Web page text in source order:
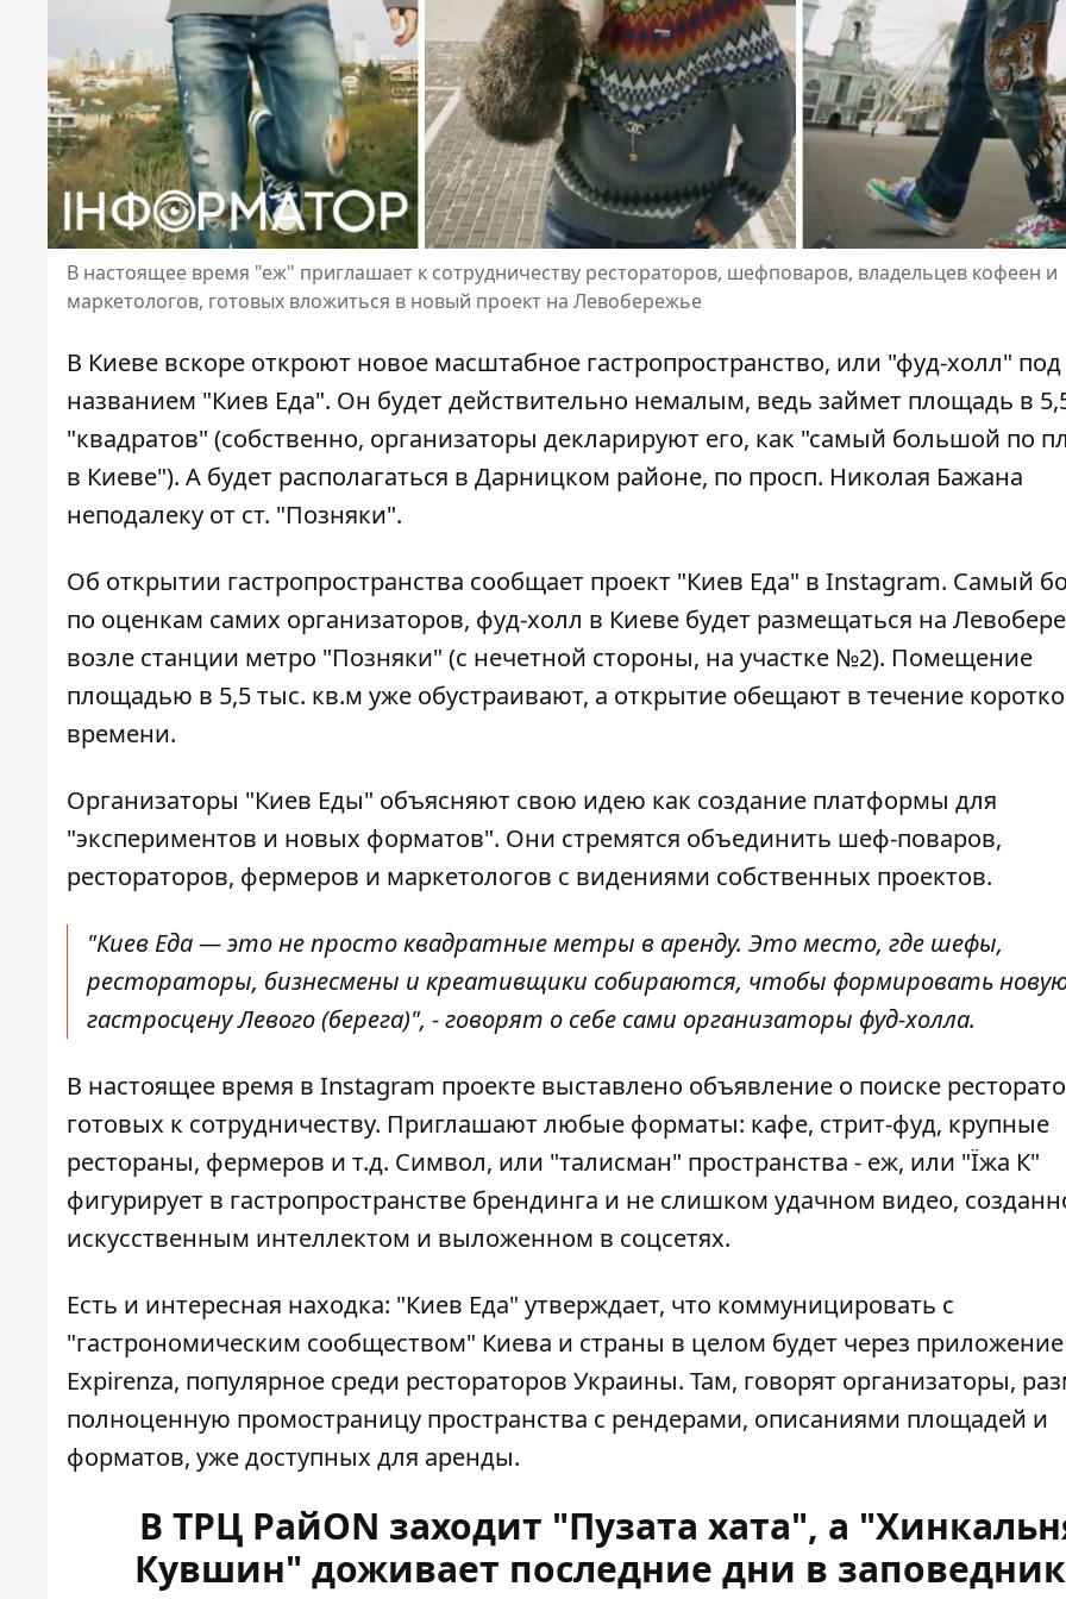
В настоящее время "еж" приглашает к сотрудничеству рестораторов, шефповаров, владельцев кофеен и
маркетологов, готовых вложиться в новый проект на Левобережье
В Киеве вскоре откроют новое масштабное гастропространство, или "фуд-холл" под
названием "Киев Еда". Он будет действительно немалым, ведь займет площадь в
"квадратов" (собственно, организаторы декларируют его, как "самый большой по
в Киеве"). А будет располагаться в Дарницком районе, по просп. Николая Бажана
неподалеку от ст. "Позняки".
Об открытии гастропространства сообщает проект "Киев Еда" в Instagram. Самый
по оценкам самих организаторов, фуд-холл в Киеве будет размещаться на
возле станции метро "Позняки" (с нечетной стороны, на участке №2). Помещение
площадью в 5,5 тыс. кв.м уже обустраивают, а открытие обещают в течение
времени.
Организаторы "Киев Еды" объясняют свою идею как создание платформы для
"экспериментов и новых форматов". Они стремятся объединить шеф-поваров,
рестораторов, фермеров и маркетологов с видениями собственных проектов.
"Киев Еда — это не просто квадратные метры в аренду. Это место, где шефы,
рестораторы, бизнесмены и креативщики собираются, чтобы формировать
гастросцену Левого (берега)", - говорят о себе сами организаторы фуд-холла.
В настоящее время в Instagram проекте выставлено объявление о поиске
готовых к сотрудничеству. Приглашают любые форматы: кафе, стрит-фуд, крупные
рестораны, фермеров и т.д. Символ, или "талисман" пространства - еж, или "Їжа К"
фигурирует в гастропространстве брендинга и не слишком удачном видео,
искусственным интеллектом и выложенном в соцсетях.
Есть и интересная находка: "Киев Еда" утверждает, что коммуницировать с
"гастрономическим сообществом" Киева и страны в целом будет через приложение
Expirenza, популярное среди рестораторов Украины. Там, говорят организаторы,
полноценную промостраницу пространства с рендерами, описаниями площадей и
форматов, уже доступных для аренды.
В ТРЦ РайON заходит "Пузата хата", а
Кувшин" доживает последние дни в